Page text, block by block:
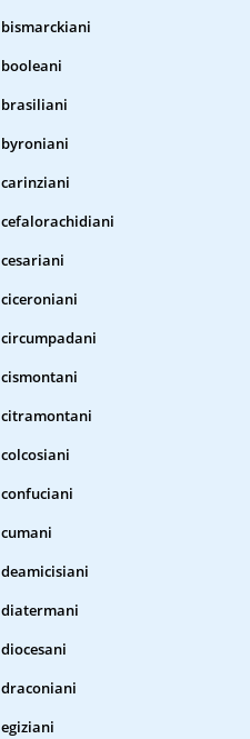
bismarckiani
booleani
brasiliani
byroniani
carinziani
cefalorachidiani
cesariani
ciceroniani
circumpadani
cismontani
citramontani
colcosiani
confuciani
cumani
deamicisiani
diatermani
diocesani
draconiani
egiziani